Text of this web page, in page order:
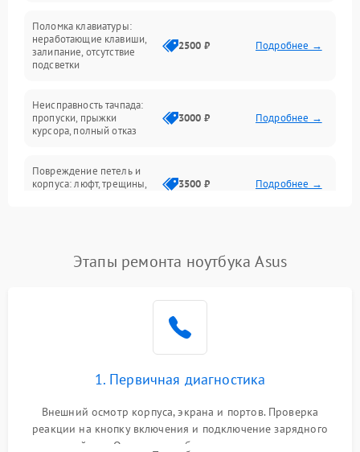
Интерфейсные проблемы
Батарея
Сеть и интернет
Поломка клавиатуры:
неработающие клавиши,
залипание, отсутствие
подсветки
2500 ₽ Подробнее →
Неисправность тачпада:
пропуски, прыжки
курсора, полный отказ
3000 ₽ Подробнее →
Повреждение петель и
корпуса: люфт, трещины,
3500 ₽ Подробнее →
невозможность зарядки,
2500 ₽ Подробнее →
2000 ₽
Перегрев из‑за пыли,
неисправности кулера
Выход из строя SSD или
Этапы ремонта ноутбука Asus
1. Первичная диагностика
Внешний осмотр корпуса, экрана и портов. Проверка
реакции на кнопку включения и подключение зарядного
устройства. Оценка потребления тока с помощью